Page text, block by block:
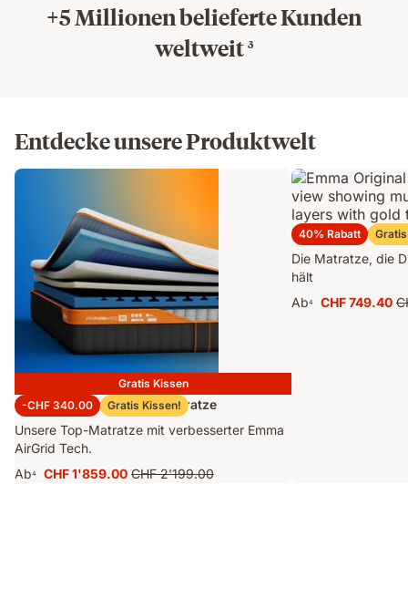
+5 Millionen belieferte Kunden
weltweit 3
Entdecke unsere Produktwelt
Gratis Kissen
-CHF 340.00
Gratis Kissen!
Emma Performance 26 Matratze
Unsere Top-Matratze mit verbesserter Emma
AirGrid Tech.
Ab4
Preis
CHF 1'859.00 Ursprünglicher
CHF 2'199.00
40% Rabatt
Emma Original
Die Matratze, die
hält
Ab4
Preis
CHF 749.40